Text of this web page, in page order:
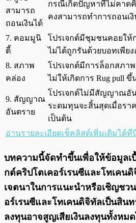
สามารถ
ถอนเงินได้
กรณีเกิดปัญหาที่ไม่คาด
คงสามารถทำการถอนเ
7. คอมมูนิ
ตี้
โปรเจกต์มีชุมชนคอยให้
ไม่ได้ถูกรันด้วยบอทเพียง
8. สภาพ
คล่อง
โปรเจกต์มีการล็อกสภา
ไม่ให้เกิดการ Rug pull ขึ้
9. สัญญาณ
อันตราย
โปรเจกต์ไม่มีสัญญาณอัน
ระดมทุนจะสิ้นสุดเมื่อรา
เป็นต้น
อ่านรายละเอียดเช็คลิสต์เพิ่มเติมได้ที่
บทความนี้จัดทำขึ้นเพื่อให้ข้อมูลเ
กต์คริปโตเคอร์เรนซีและโทเคน
เจตนาในการแนะนำหรือเชิญชว
อร์เรนซีและโทเคนดิจิทัลเป็นสิน
ลงทุนอาจสูญเสียเงินลงทุนทั้งหม